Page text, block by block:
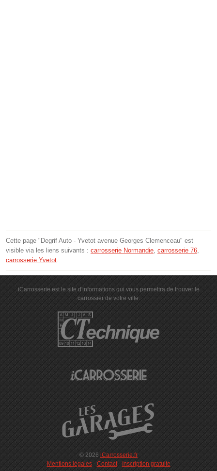
Cette page "Degrif Auto - Yvetot avenue Georges Clemenceau" est
visible via les liens suivants : carrosserie Normandie carrosserie 76
carrosserie Yvetot
iCarrosserie est le site d'informations qui vous permettra de trouver le
carrossier de votre ville.
© 2026 iCarrosserie.fr
Mentions légales- Contact- Inscription gratuite